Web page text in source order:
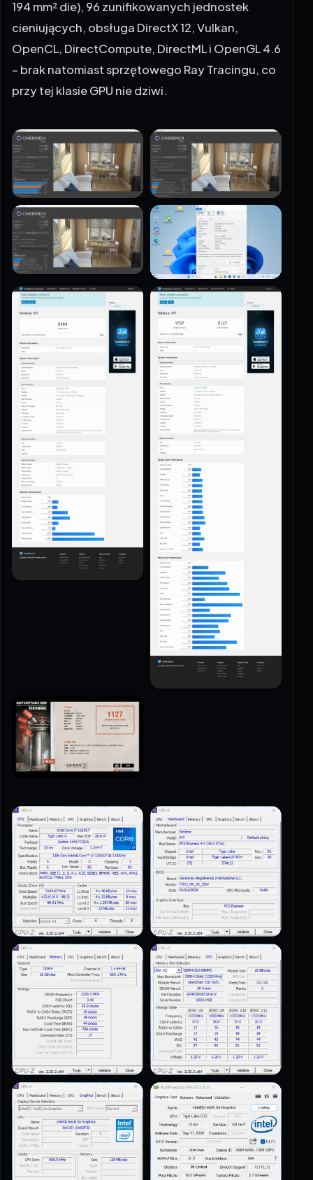
194 mm² die), 96 zunifikowanych jednostek
cieniujących, obsługa DirectX 12, Vulkan,
OpenCL, DirectCompute, DirectML i OpenGL 4.6
– brak natomiast sprzętowego Ray Tracingu, co
przy tej klasie GPU nie dziwi.